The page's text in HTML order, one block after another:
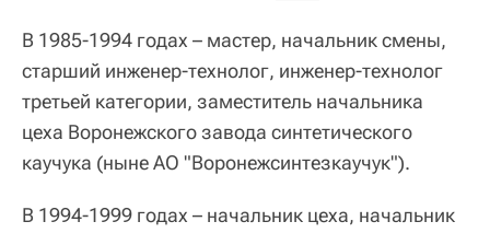
В 1985-1994 годах – мастер, начальник смены,
старший инженер-технолог, инженер-технолог
третьей категории, заместитель начальника
цеха Воронежского завода синтетического
каучука (ныне АО "Воронежсинтезкаучук").
В 1994-1999 годах – начальник цеха, начальник